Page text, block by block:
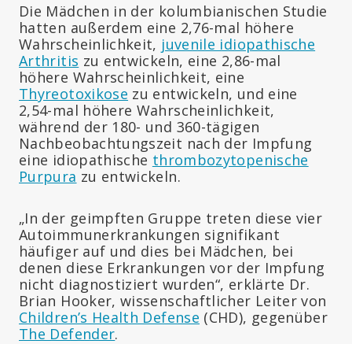
Die Mädchen in der kolumbianischen Studie
hatten außerdem eine 2,76-mal höhere
Wahrscheinlichkeit, juvenile idiopathische
Arthritis zu entwickeln, eine 2,86-mal
höhere Wahrscheinlichkeit, eine
Thyreotoxikose zu entwickeln, und eine
2,54-mal höhere Wahrscheinlichkeit,
während der 180- und 360-tägigen
Nachbeobachtungszeit nach der Impfung
eine idiopathische thrombozytopenische
Purpura zu entwickeln.
„In der geimpften Gruppe treten diese vier
Autoimmunerkrankungen signifikant
häufiger auf und dies bei Mädchen, bei
denen diese Erkrankungen vor der Impfung
nicht diagnostiziert wurden“, erklärte Dr.
Brian Hooker, wissenschaftlicher Leiter von
Children’s Health Defense (CHD), gegenüber
The Defender.